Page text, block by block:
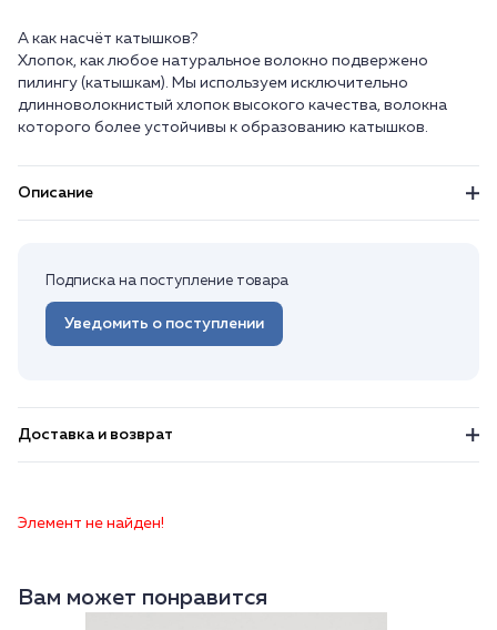
А как насчёт катышков?
Хлопок, как любое натуральное волокно подвержено
пилингу (катышкам). Мы используем исключительно
длинноволокнистый хлопок высокого качества, волокна
Описание
Подписка на поступление товара
Уведомить о поступлении
Доставка и возврат
Элемент не найден!
Вам может понравится